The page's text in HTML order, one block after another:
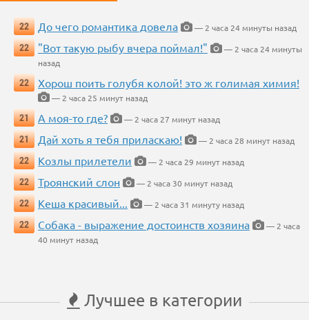
22 До чего романтика довела
— 2 часа 24 минуты назад
22
"Вот такую рыбу вчера поймал!"
— 2 часа 24 минуты
назад
22
Хорош поить голубя колой! это ж голимая химия!
— 2 часа 25 минут назад
21
А моя-то где?
— 2 часа 27 минут назад
21
Дай хоть я тебя приласкаю!
— 2 часа 28 минут назад
22
Козлы прилетели
— 2 часа 29 минут назад
22
Троянский слон
— 2 часа 30 минут назад
22
Кеша красивый...
— 2 часа 31 минуту назад
22
Собака - выражение достоинств хозяина
— 2 часа
40 минут назад
Лучшее в категории